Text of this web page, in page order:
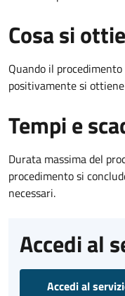
Cosa si
Quando il
positivamente si
Tempi e
Durata massima del
procedimento si
necessari.
Accedi al
Accedi al